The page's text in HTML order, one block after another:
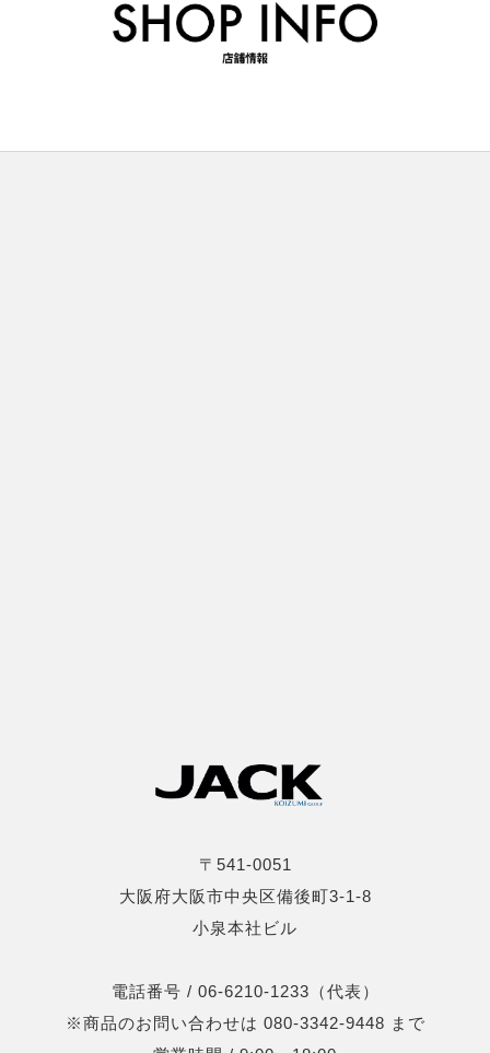
〒541-0051
大阪府大阪市中央区備後町3-1-8
小泉本社ビル
電話番号 / 06-6210-1233（代表）
※商品のお問い合わせは 080-3342-9448 まで